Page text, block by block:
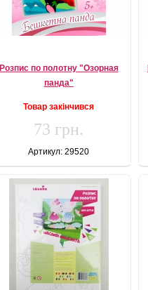
Розпис по полотну "Озорная
панда"
Товар закінчився
73 грн.
Артикул: 29520